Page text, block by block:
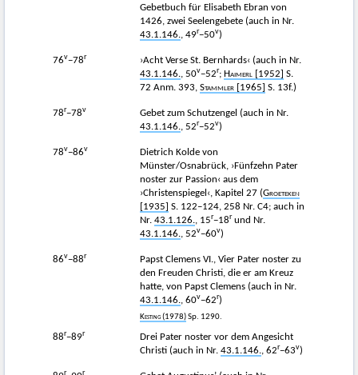
Gebetbuch für Elisabeth Ebran von
1426, zwei Seelengebete (auch in Nr.
43.1.146., 49r−50v)
76v−78r
›Acht Verse St. Bernhards‹ (auch in Nr.
43.1.146., 50v−52r; Haimerl [1952]
S.
72 Anm. 393, Stammler [1965] S. 13f.)
78r−78v
Gebet zum Schutzengel (auch in Nr.
43.1.146., 52r−52v)
78v−86v
Dietrich Kolde von
Münster/Osnabrück, ›Fünfzehn Pater
noster zur Passion‹ aus dem
›Christenspiegel‹, Kapitel 27 (Groeteken
[1935]
S. 122–124, 258 Nr. C4; auch in
Nr. 43.1.126., 15r−18r und Nr.
43.1.146., 52v−60v)
86v−88r
Papst Clemens VI., Vier Pater noster zu
den Freuden Christi, die er am Kreuz
hatte, von Papst Clemens (auch in Nr.
43.1.146., 60v−62r)
Kesting(1978)Sp. 1290.
88r−89r
Drei Pater noster vor dem Angesicht
Christi (auch in Nr. 43.1.146., 62r−63v)
r r